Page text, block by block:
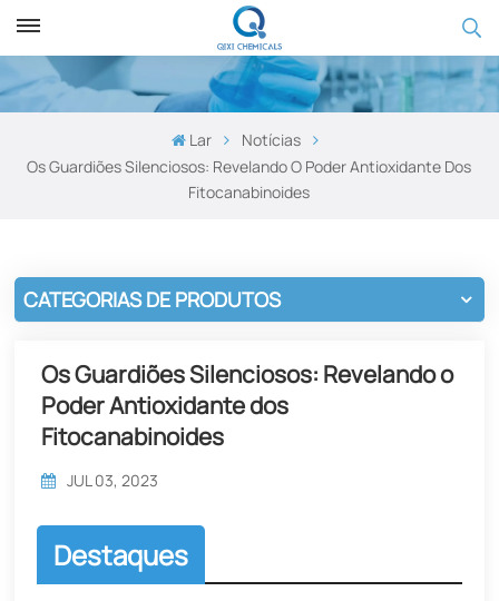
Lar
Notícias
Os Guardiões Silenciosos: Revelando O Poder Antioxidante Dos
Fitocanabinoides
CATEGORIAS DE PRODUTOS
Os Guardiões Silenciosos: Revelando o
Poder Antioxidante dos
Fitocanabinoides
JUL 03, 2023
Destaques